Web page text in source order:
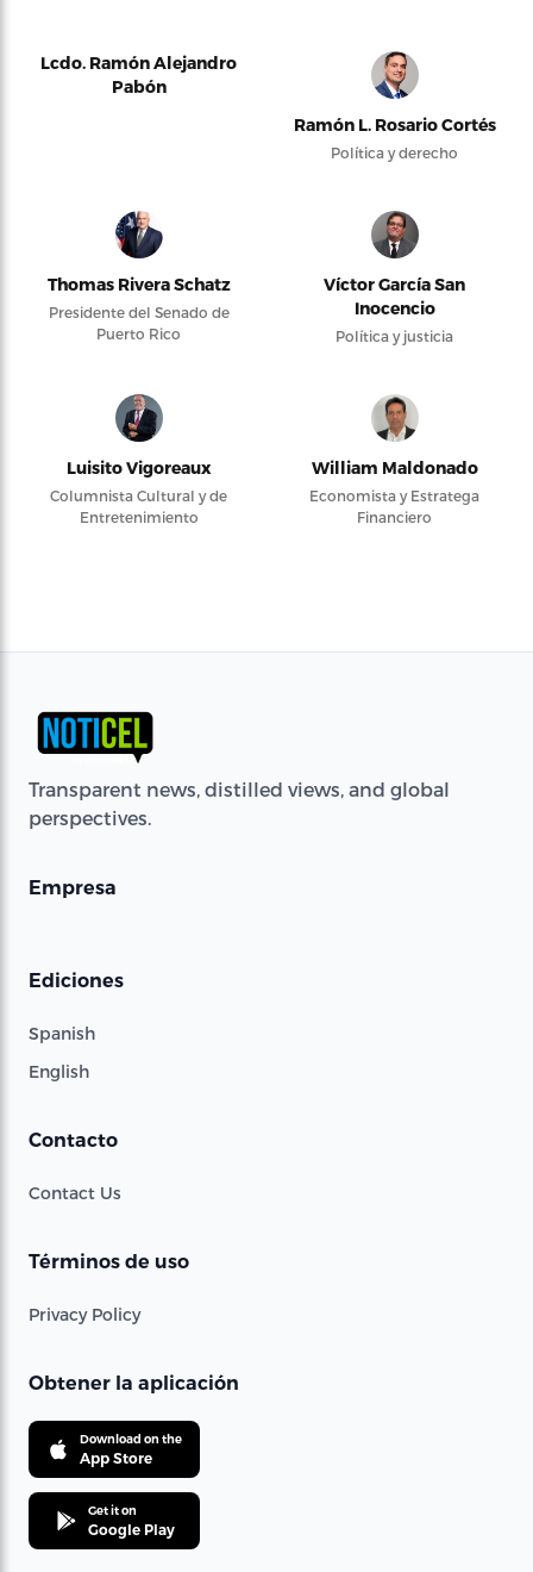
Lcdo. Ramón Alejandro
Pabón
Ramón L. Rosario Cortés
Política y derecho
Thomas Rivera Schatz
Presidente del Senado de
Puerto Rico
Víctor García San
Inocencio
Política y justicia
Luisito Vigoreaux
Columnista Cultural y de
Entretenimiento
William Maldonado
Economista y Estratega
Financiero
Transparent news, distilled views, and global
perspectives.
Empresa
Ediciones
Spanish
English
Contacto
Contact Us
Términos de uso
Privacy Policy
Obtener la aplicación
Download on the
App Store
Get it on
Google Play